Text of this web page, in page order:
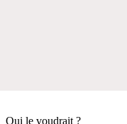
Qui le voudrait ?